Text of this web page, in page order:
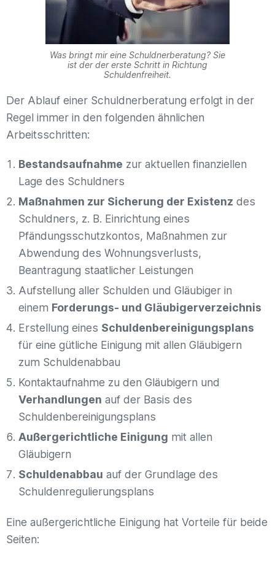
Was bringt mir eine Schuldnerberatung? Sie
ist der der erste Schritt in Richtung
Schuldenfreiheit.
Der Ablauf einer Schuldnerberatung erfolgt in der
Regel immer in den folgenden ähnlichen
Arbeitsschritten:
Bestandsaufnahme zur aktuellen finanziellen
Lage des Schuldners
Maßnahmen zur Sicherung der Existenz des
Schuldners, z. B. Einrichtung eines
Pfändungsschutzkontos, Maßnahmen zur
Abwendung des Wohnungsverlusts,
Beantragung staatlicher Leistungen
Aufstellung aller Schulden und Gläubiger in
einem Forderungs- und Gläubigerverzeichnis
Erstellung eines Schuldenbereinigungsplans
für eine gütliche Einigung mit allen Gläubigern
zum Schuldenabbau
Kontaktaufnahme zu den Gläubigern und
Verhandlungen auf der Basis des
Schuldenbereinigungsplans
Außergerichtliche Einigung mit allen
Gläubigern
Schuldenabbau auf der Grundlage des
Schuldenregulierungsplans
Eine außergerichtliche Einigung hat Vorteile für beide
Seiten: